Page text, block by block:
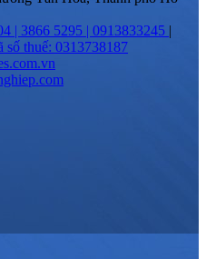
| 3866 5295 | 0913833245 |
số thuế: 0313738187